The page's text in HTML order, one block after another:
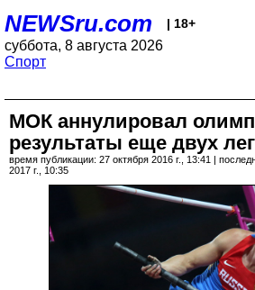
NEWSru.com | 18+
суббота, 8 августа 2026
Спорт
МОК аннулировал
результаты еще двух
время публикации: 27 октября 2016 г., 13:41 |
2017 г., 10:35